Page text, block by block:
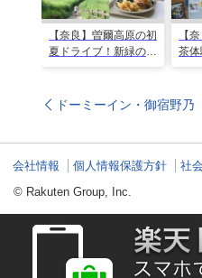
【奈良】曽爾高原の初
夏ドライブ！新緑の絶
【
茶
ドーミーイン・御宿野
会社情報 個人情報保護方針 社
© Rakuten Group, Inc.